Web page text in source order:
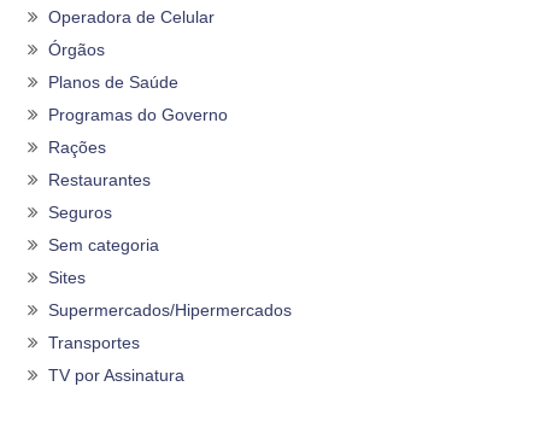
Operadora de Celular
Órgãos
Planos de Saúde
Programas do Governo
Rações
Restaurantes
Seguros
Sem categoria
Sites
Supermercados/Hipermercados
Transportes
TV por Assinatura